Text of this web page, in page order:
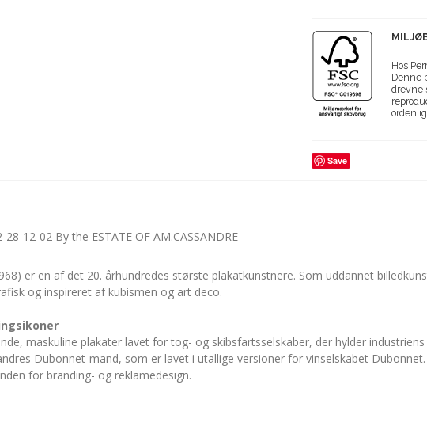
Hos
Denne
drevne
Save
12-02 By the ESTATE OF AM.CASSANDRE
er en af det 20. århundredes største plakatkunstnere. Som uddannet
og inspireret af kubismen og art deco.
maskuline plakater lavet for tog- og skibsfartsselskaber, der hylder
Dubonnet-mand, som er lavet i utallige versioner for vinselskabet
for branding- og reklamedesign.